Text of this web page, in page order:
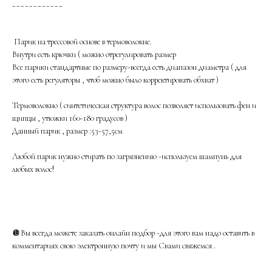
Парик на трессовой основе в термоволокне.
Внутри есть крючки ( можно отрегулировать размер
Все парики стандартные по размеру-всегда есть диапазон диаметра ( для
этого есть регуляторы , чтоб можно было корректировать обхват )
Термоволокно ( синтетическая структура волос позволяет использовать фен и
щипцы , утюжки 160-180 градусов )
Данный парик , размер :53-57,5см
Любой парик нужно стирать по загрязнению -используем шампунь для
любых волос!
🪩Вы всегда можете заказать онлайн подбор -для этого вам надо оставить в
комментариях свою электронную почту и мы Свами свяжемся .